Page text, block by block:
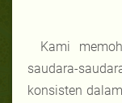
Kami
saudara-
konsisten